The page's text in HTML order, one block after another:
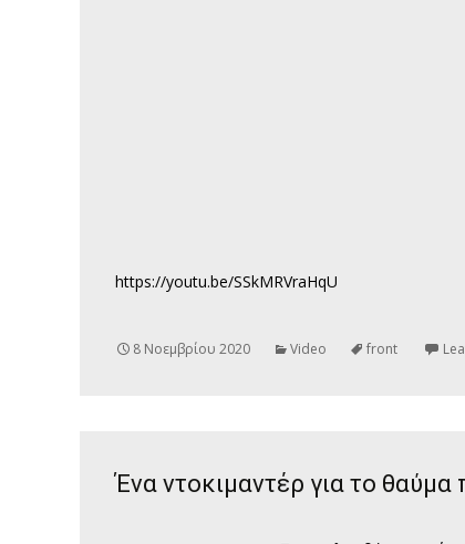
https://youtu.be/SSkMRVraHqU
8 Νοεμβρίου 2020 Video front
Ένα ντοκιμαντέρ για το θαύμα